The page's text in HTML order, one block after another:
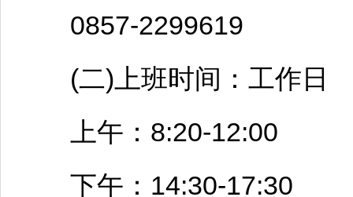
0857-2299619
(二)上班时间：工作日
上午：8:20-12:00
下午：14:30-17:30